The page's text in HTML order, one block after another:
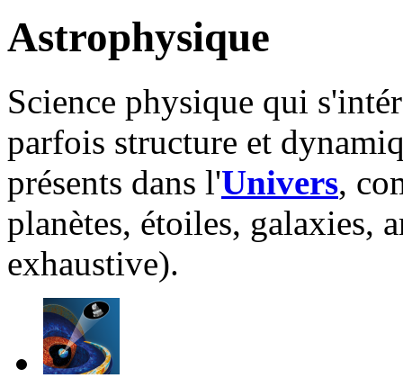
Astrophysique
Science physique qui
parfois structure et
présents dans l'Univers,
planètes, étoiles, galaxies,
exhaustive).